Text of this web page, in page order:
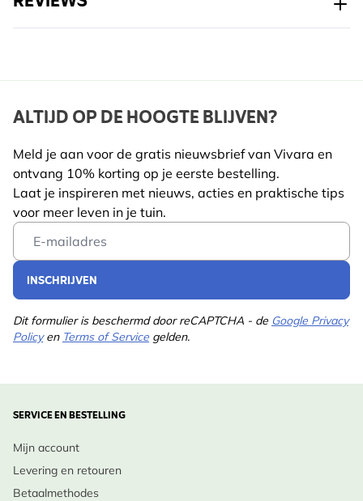
ALTIJD OP DE HOOGTE BLIJVEN?
Meld je aan voor de gratis nieuwsbrief van Vivara en
ontvang 10% korting op je eerste bestelling.
Laat je inspireren met nieuws, acties en praktische tips
voor meer leven in je tuin.
Email Address
INSCHRIJVEN
Dit formulier is beschermd door reCAPTCHA - de Google Privacy
Policyen Terms of Service gelden.
SERVICE EN BESTELLING
Mijn account
Levering en retouren
Betaalmethodes